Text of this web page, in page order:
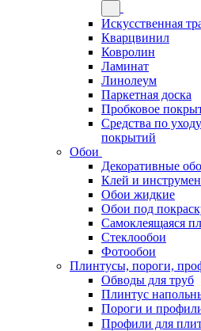
Искусственная
Кварцвинил
Ковролин
Ламинат
Линолеум
Паркетная доска
Пробковое
Средства по
покрытий
Обои
Декоративные
Клей и
Обои жидкие
Обои под
Самоклеящаяся
Стеклообои
Фотообои
Плинтусы, пороги,
Обводы для труб
Плинтус
Пороги и
Профили для